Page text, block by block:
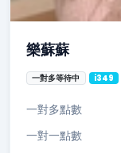
樂蘇蘇
一對多等待中 i349
一對多點數
一對一點數